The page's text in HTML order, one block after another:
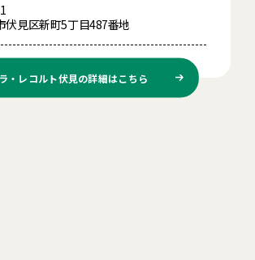
伏見区新町5丁目487番地
ラ・レコルト伏見の詳細はこちら